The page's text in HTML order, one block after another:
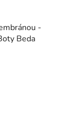
-
Beda